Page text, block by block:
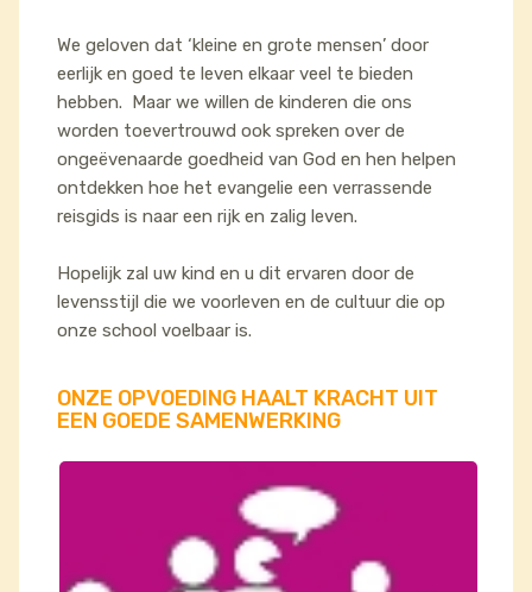
We geloven dat ‘kleine en grote mensen’ door
eerlijk en goed te leven elkaar veel te bieden
hebben. Maar we willen de kinderen die ons
worden toevertrouwd ook spreken over de
ongeëvenaarde goedheid van God en hen helpen
ontdekken hoe het evangelie een verrassende
reisgids is naar een rijk en zalig leven.
Hopelijk zal uw kind en u dit ervaren door de
levensstijl die we voorleven en de cultuur die op
onze school voelbaar is.
ONZE OPVOEDING HAALT KRACHT UIT
EEN GOEDE SAMENWERKING